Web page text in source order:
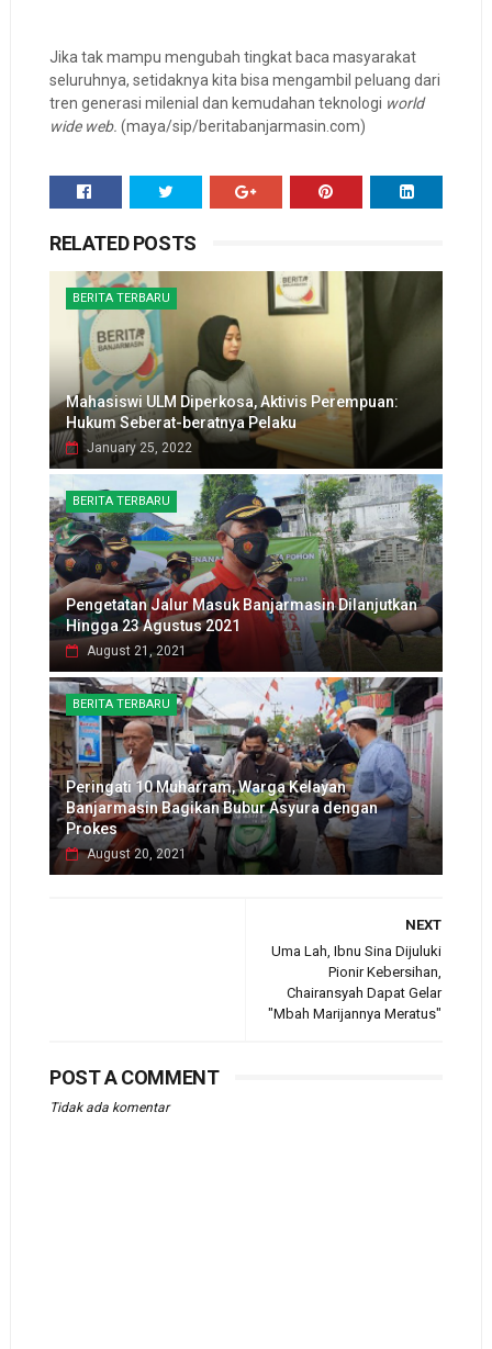
Jika tak mampu mengubah tingkat baca masyarakat
seluruhnya, setidaknya kita bisa mengambil peluang dari
tren generasi milenial dan kemudahan teknologi world
wide web. (maya/sip/beritabanjarmasin.com)
RELATED POSTS
BERITA TERBARU
Mahasiswi ULM Diperkosa, Aktivis Perempuan:
Hukum Seberat-beratnya Pelaku
January 25, 2022
BERITA TERBARU
Pengetatan Jalur Masuk Banjarmasin Dilanjutkan
Hingga 23 Agustus 2021
August 21, 2021
BERITA TERBARU
Peringati 10 Muharram, Warga Kelayan
Banjarmasin Bagikan Bubur Asyura dengan
Prokes
August 20, 2021
NEXT
Uma Lah, Ibnu Sina Dijuluki
Pionir Kebersihan,
Chairansyah Dapat Gelar
"Mbah Marijannya Meratus"
POST A COMMENT
Tidak ada komentar